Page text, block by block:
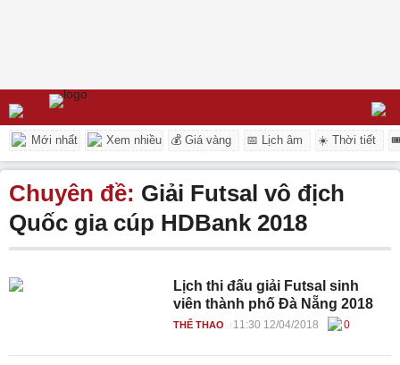
Mới nhất Xem nhiều 💰 Giá vàng 📅 Lịch âm ☀️ Thời tiết
Chuyên đề: Giải Futsal vô địch
Quốc gia cúp HDBank 2018
Lịch thi đấu giải Futsal sinh
viên thành phố Đà Nẵng 2018
THỂ THAO 11:30 12/04/2018 0